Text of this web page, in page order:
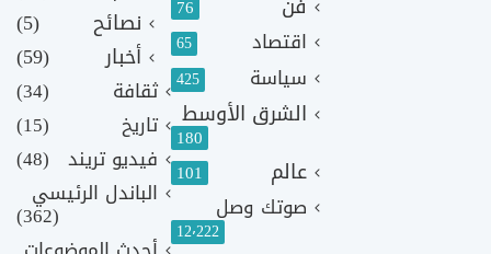
76
اقتصاد 65
سياسة 425
الشرق الأوسط
180
عالم 101
صوتك وصل
12٬222
نصائح
(5)
أخبار
(59)
ثقافة
(34)
تاريخ
(15)
فيديو تريند (48)
الباندل الرئيسي
(362)